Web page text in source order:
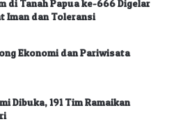
di Tanah Papua ke-666 Digelar
Iman dan Toleransi
Ekonomi dan Pariwisata
Dibuka, 191 Tim Ramaikan